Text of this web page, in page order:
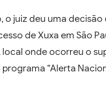
o juiz deu uma
de Xuxa em São
local onde ocorreu o
“Alerta